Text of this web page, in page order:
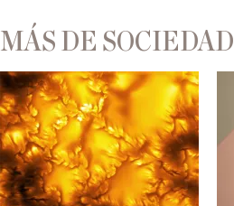
MÁS DE SOCIEDAD